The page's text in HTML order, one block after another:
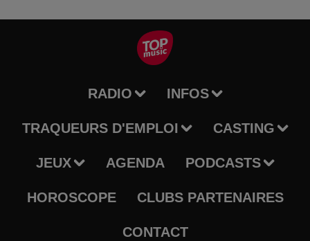
RADIO INFOS
TRAQUEURS D'EMPLOI CASTING
JEUX AGENDA PODCASTS
HOROSCOPE CLUBS PARTENAIRES
CONTACT